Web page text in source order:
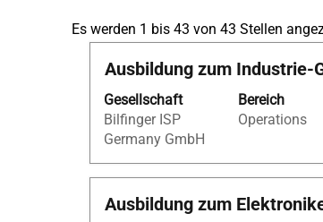
Es werden 1 bis 43 von 43 Stellen
Stellenbezeichnung
Ausbildung zum Industrie-
Gesellschaft
Bilfinger ISP
Germany GmbH
Bereich
Operations
Drücken
die
Leertaste,
um
die
Stelleninformationen
vollständig
Stellenbezeichnung
Ausbildung zum
Drücken